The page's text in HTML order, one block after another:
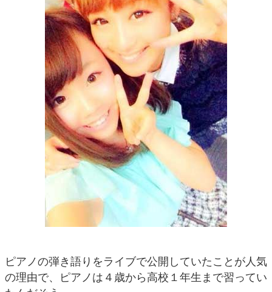
ピアノの弾き語りをライブで公開していたことが人気
の理由で、ピアノは４歳から高校１年生まで習ってい